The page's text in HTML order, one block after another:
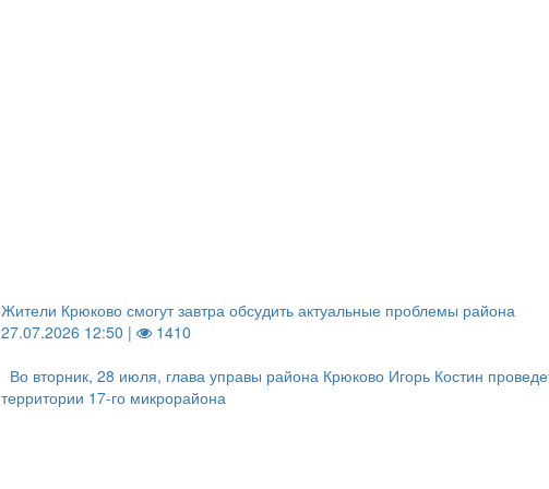
Жители Крюково смогут завтра обсудить актуальные проблемы района
27.07.2026 12:50 |
1410
Во вторник, 28 июля, глава управы района Крюково Игорь Костин
территории 17-го микрорайона